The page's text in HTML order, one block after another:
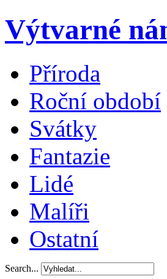
Výtvarné
Příroda
Roční období
Svátky
Fantazie
Lidé
Malíři
Ostatní
Search...